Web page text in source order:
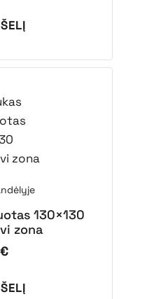
130×130
zona
€